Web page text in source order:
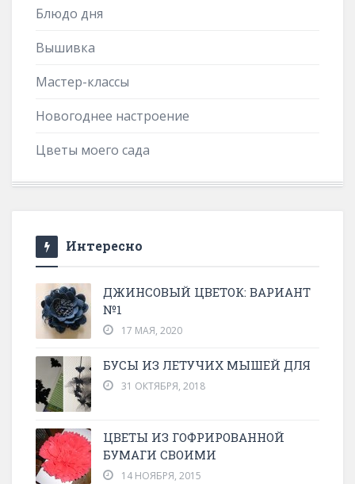
Блюдо дня
Вышивка
Мастер-классы
Новогоднее настроение
Цветы моего сада
Интересно
ДЖИНСОВЫЙ ЦВЕТОК: ВАРИАНТ
№1
17 МАЯ, 2020
БУСЫ ИЗ ЛЕТУЧИХ МЫШЕЙ ДЛЯ
31 ОКТЯБРЯ, 2018
ЦВЕТЫ ИЗ ГОФРИРОВАННОЙ
БУМАГИ СВОИМИ
14 НОЯБРЯ, 2015